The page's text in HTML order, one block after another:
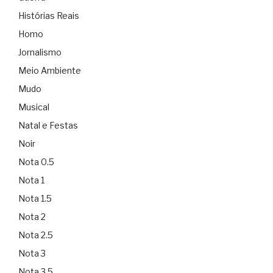
Histórias Reais
Homo
Jornalismo
Meio Ambiente
Mudo
Musical
Natal e Festas
Noir
Nota 0.5
Nota 1
Nota 1.5
Nota 2
Nota 2.5
Nota 3